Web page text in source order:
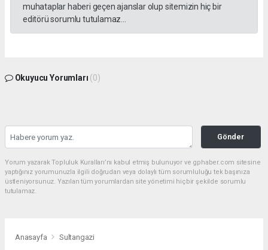
muhataplar haberi geçen ajanslar olup sitemizin hiç bir
editörü sorumlu tutulamaz...
Okuyucu Yorumları (0)
Gönder
Yorum yazarak Topluluk Kuralları’nı kabul etmiş bulunuyor ve gphaber.com sitesine
yaptığınız yorumunuzla ilgili doğrudan veya dolaylı tüm sorumluluğu tek başınıza
üstleniyorsunuz. Yazılan tüm yorumlardan site yönetimi hiçbir şekilde sorumlu
tutulamaz.
Anasayfa Sultangazi